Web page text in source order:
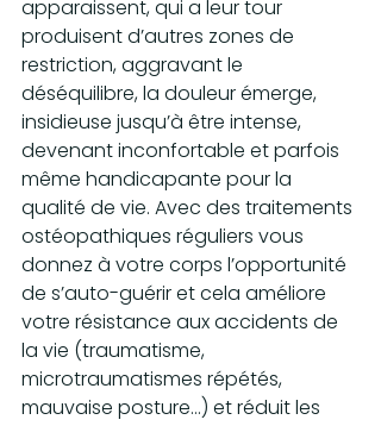
apparaissent, qui a leur tour
produisent d’autres zones de
restriction, aggravant le
déséquilibre, la douleur émerge,
insidieuse jusqu’à être intense,
devenant inconfortable et parfois
même handicapante pour la
qualité de vie. Avec des traitements
ostéopathiques réguliers vous
donnez à votre corps l’opportunité
de s’auto-guérir et cela améliore
votre résistance aux accidents de
la vie (traumatisme,
microtraumatismes répétés,
mauvaise posture…) et réduit les